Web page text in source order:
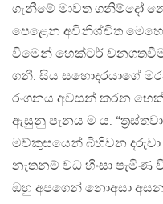
ගැනීමේ මාවත ගනිම්දෝ
පෙළෙන අවිනිශ්චිත
විමෙන් හෙක්ටර්
ගනී. සිය සහොදරයාගේ
රංගනය අවසන් කරන
ඇසුනු පැනය ම ය.
මව්කුසයෙන් බිහිවන දරුවා
නැතනම් වධ හිංසා පැමිණ
ඔහු අපගෙන් නොඅසා